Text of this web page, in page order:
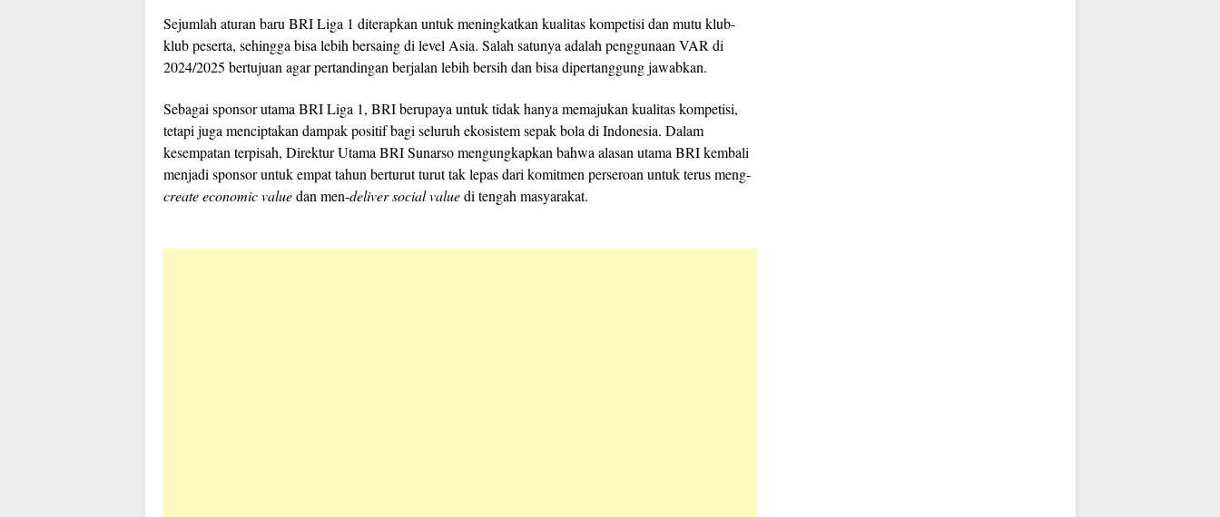
Sejumlah aturan baru BRI Liga 1 diterapkan untuk meningkatkan kualitas kompetisi dan mutu klub-
klub peserta, sehingga bisa lebih bersaing di level Asia. Salah satunya adalah penggunaan VAR di
2024/2025 bertujuan agar pertandingan berjalan lebih bersih dan bisa dipertanggung jawabkan.
Sebagai sponsor utama BRI Liga 1, BRI berupaya untuk tidak hanya memajukan kualitas kompetisi,
tetapi juga menciptakan dampak positif bagi seluruh ekosistem sepak bola di Indonesia. Dalam
kesempatan terpisah, Direktur Utama BRI Sunarso mengungkapkan bahwa alasan utama BRI kembali
menjadi sponsor untuk empat tahun berturut turut tak lepas dari komitmen perseroan untuk terus meng-
create economic valuedan men-deliver social valuedi tengah masyarakat.